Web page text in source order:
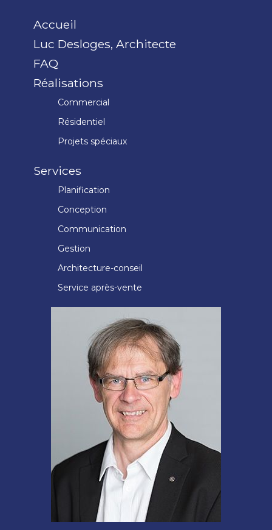
Accueil
Luc Desloges, Architecte
FAQ
Réalisations
Commercial
Résidentiel
Projets spéciaux
Services
Planification
Conception
Communication
Gestion
Architecture-conseil
Service après-vente